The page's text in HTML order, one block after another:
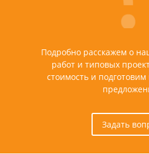
Подробно расскажем о
работ и типовых
стоимость и
Задать